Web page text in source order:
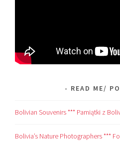
READ ME/
Bolivian Souvenirs *** Pamiątki z
Bolivia’s Nature Photographers ***